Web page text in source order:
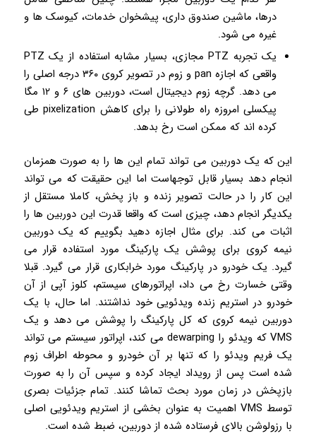
درها، ماشین صندوق داری، پیشخوان خدمات، کیوسک ها و
غیره می شود.
یک تجربه PTZ مجازی، بسیار مشابه استفاده از یک PTZ
واقعی که اجازه pan و زوم در تصویر کروی ۳۶۰ درجه اصلی را
می دهد. گرچه زوم دیجیتال است، دوربین های ۶ و ۱۲ مگا
پیکسلی امروزه راه طولانی را برای کاهش pixelization طی
کرده اند که ممکن است رخ بدهد.
این که یک دوربین می تواند تمام این ها را به صورت همزمان
انجام دهد بسیار قابل توجهاست اما این حقیقت که می تواند
این کار را در حالت تصویر زنده و باز پخش، کاملا مستقل از
یکدیگر انجام دهد، چیزی است که واقعا قدرت این دوربین ها را
اثبات می کند. برای مثال اجازه دهید بگوییم که یک دوربین
نیمه کروی برای پوشش یک پارکینگ مورد استفاده قرار می
گیرد. یک خودرو در پارکینگ مورد خرابکاری قرار می گیرد. قبلا
وقتی خسارت رخ می داد، اپراتورهای سیستم، کلوز آپی از آن
خودرو در استریم زنده ویدئویی خود نداشتند. اما حال، با یک
دوربین نیمه کروی که کل پارکینگ را پوشش می دهد و یک
VMS که ویدئو را dewarping می کند، اپراتور سیستم می تواند
یک فریم ویدئو را که تنها بر آن خودرو و محوطه اطراف زوم
شده است پس از رویداد ایجاد کرده و سپس آن را به صورت
بازپخش در زمان مورد بحث تماشا کنند. تمام جزئیات بصری
توسط VMS اهمیت به عنوان بخشی از استریم ویدئویی اصلی
با رزولوشن بالای فرستاده شده از دوربین، ضبط شده است.